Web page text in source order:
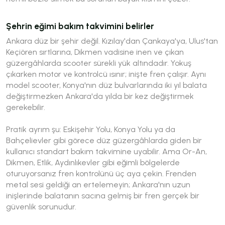
Şehrin eğimi bakım takvimini belirler
Ankara düz bir şehir değil. Kızılay'dan Çankaya'ya, Ulus'tan
Keçiören sırtlarına, Dikmen vadisine inen ve çıkan
güzergâhlarda scooter sürekli yük altındadır. Yokuş
çıkarken motor ve kontrolcü ısınır; inişte fren çalışır. Aynı
model scooter, Konya'nın düz bulvarlarında iki yıl balata
değiştirmezken Ankara'da yılda bir kez değiştirmek
gerekebilir.
Pratik ayrım şu: Eskişehir Yolu, Konya Yolu ya da
Bahçelievler gibi görece düz güzergâhlarda giden bir
kullanıcı standart bakım takvimine uyabilir. Ama Or-An,
Dikmen, Etlik, Aydınlıkevler gibi eğimli bölgelerde
oturuyorsanız fren kontrolünü üç aya çekin. Frenden
metal sesi geldiği an ertelemeyin; Ankara'nın uzun
inişlerinde balatanın sacına gelmiş bir fren gerçek bir
güvenlik sorunudur.